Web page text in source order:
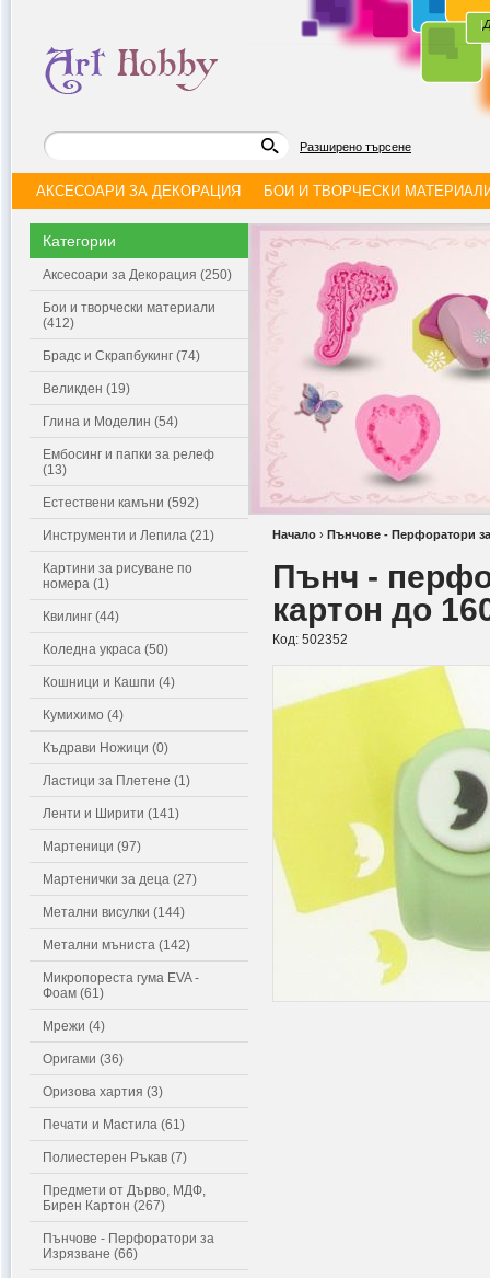
|
Разширено търсене
АКСЕСОАРИ ЗА ДЕКОРАЦИЯ БОИ И ТВОРЧЕСКИ
Категории
Аксесоари за Декорация (250)
Бои и творчески материали
(412)
Брадс и Скрапбукинг (74)
Великден (19)
Глина и Моделин (54)
Ембосинг и папки за релеф
(13)
Естествени камъни (592)
Инструменти и Лепила (21)
Картини за рисуване по
номера (1)
Квилинг (44)
Коледна украса (50)
Кошници и Кашпи (4)
Кумихимо (4)
Къдрави Ножици (0)
Ластици за Плетене (1)
Ленти и Ширити (141)
Мартеници (97)
Мартенички за деца (27)
Метални висулки (144)
Метални мъниста (142)
Микропореста гума EVA -
Фоам (61)
Мрежи (4)
Оригами (36)
Оризова хартия (3)
Печати и Мастила (61)
Полиестерен Ръкав (7)
Предмети от Дърво, МДФ,
Бирен Картон (267)
Пънчове - Перфоратори за
Изрязване (66)
Начало › Пънчове - Перфоратори
Пънч -
картон до
Код: 502352